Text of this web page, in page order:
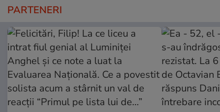
PARTENERI